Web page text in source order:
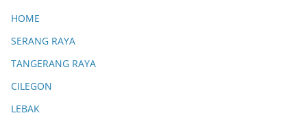
HOME
SERANG RAYA
TANGERANG RAYA
CILEGON
LEBAK